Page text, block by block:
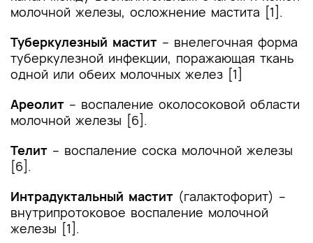
молочной железы, осложнение мастита [1].
Туберкулезный мастит – внелегочная форма
туберкулезной инфекции, поражающая ткань
одной или обеих молочных желез [1]
Ареолит – воспаление околосоковой области
молочной железы [6].
Телит – воспаление соска молочной железы
[6].
Интрадуктальный мастит (галактофорит) –
внутрипротоковое воспаление молочной
железы [1].